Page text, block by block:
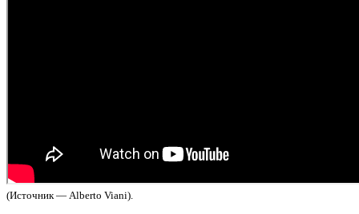
(Источник — Alberto Viani).